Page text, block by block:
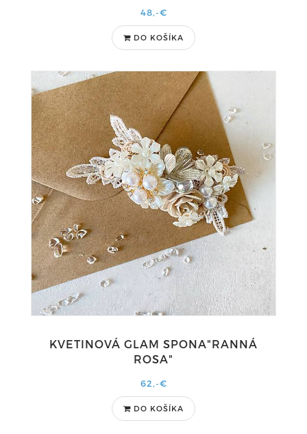
48,-€
DO KOŠÍKA
KVETINOVÁ GLAM SPONA"RANNÁ
ROSA"
62,-€
DO KOŠÍKA